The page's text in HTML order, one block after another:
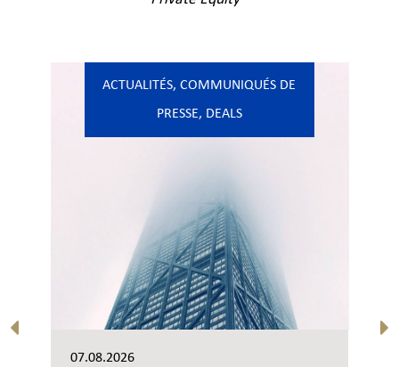
ACTUALITÉS,COMMUNIQUÉS DE
PRESSE, DEALS
07.08.2026